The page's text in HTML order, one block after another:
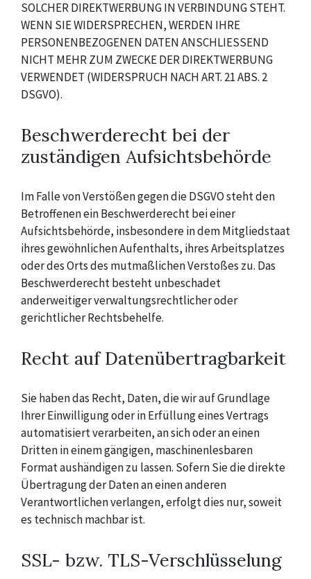
SOLCHER DIREKTWERBUNG IN VERBINDUNG STEHT.
WENN SIE WIDERSPRECHEN, WERDEN IHRE
PERSONENBEZOGENEN DATEN ANSCHLIESSEND
NICHT MEHR ZUM ZWECKE DER DIREKTWERBUNG
VERWENDET (WIDERSPRUCH NACH ART. 21 ABS. 2
DSGVO).
Beschwerderecht bei der
zuständigen Aufsichtsbehörde
Im Falle von Verstößen gegen die DSGVO steht den
Betroffenen ein Beschwerderecht bei einer
Aufsichtsbehörde, insbesondere in dem Mitgliedstaat
ihres gewöhnlichen Aufenthalts, ihres Arbeitsplatzes
oder des Orts des mutmaßlichen Verstoßes zu. Das
Beschwerderecht besteht unbeschadet
anderweitiger verwaltungsrechtlicher oder
gerichtlicher Rechtsbehelfe.
Recht auf Datenübertragbarkeit
Sie haben das Recht, Daten, die wir auf Grundlage
Ihrer Einwilligung oder in Erfüllung eines Vertrags
automatisiert verarbeiten, an sich oder an einen
Dritten in einem gängigen, maschinenlesbaren
Format aushändigen zu lassen. Sofern Sie die direkte
Übertragung der Daten an einen anderen
Verantwortlichen verlangen, erfolgt dies nur, soweit
es technisch machbar ist.
SSL- bzw. TLS-Verschlüsselung